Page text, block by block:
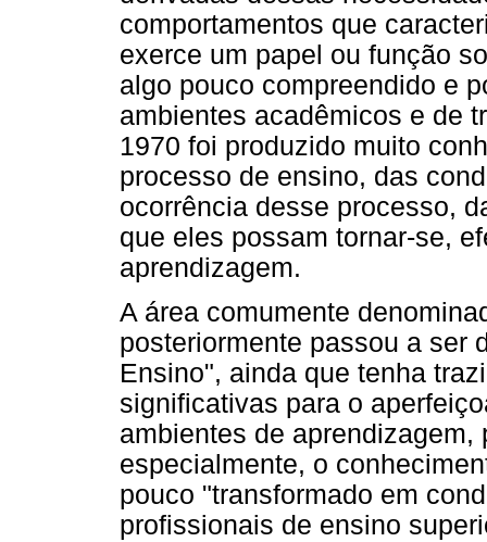
comportamentos que
exerce um papel ou função
algo pouco compreendido e
ambientes acadêmicos e de
1970 foi produzido muito
processo de ensino, das
ocorrência desse processo,
que eles possam tornar-se,
aprendizagem.
A área comumente
posteriormente passou a ser
Ensino", ainda que tenha
significativas para o
ambientes de
especialmente, o
pouco "transformado em
profissionais de ensino